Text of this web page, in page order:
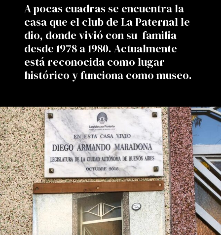
A pocas cuadras se encuentra la
casa que el club de La Paternal le
dio, donde vivió con su familia
desde 1978 a 1980. Actualmente
está reconocida como lugar
histórico y funciona como museo.